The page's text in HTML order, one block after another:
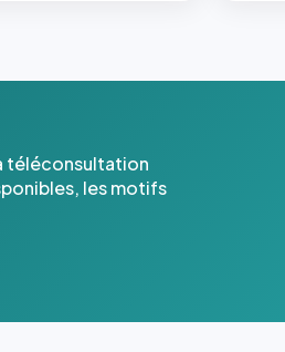
téléconsultation
les motifs